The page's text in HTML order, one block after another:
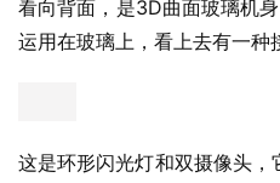
看向背面，是3D曲面玻璃机
运用在玻璃上，看上去有一种
这是环形闪光灯和双摄像头